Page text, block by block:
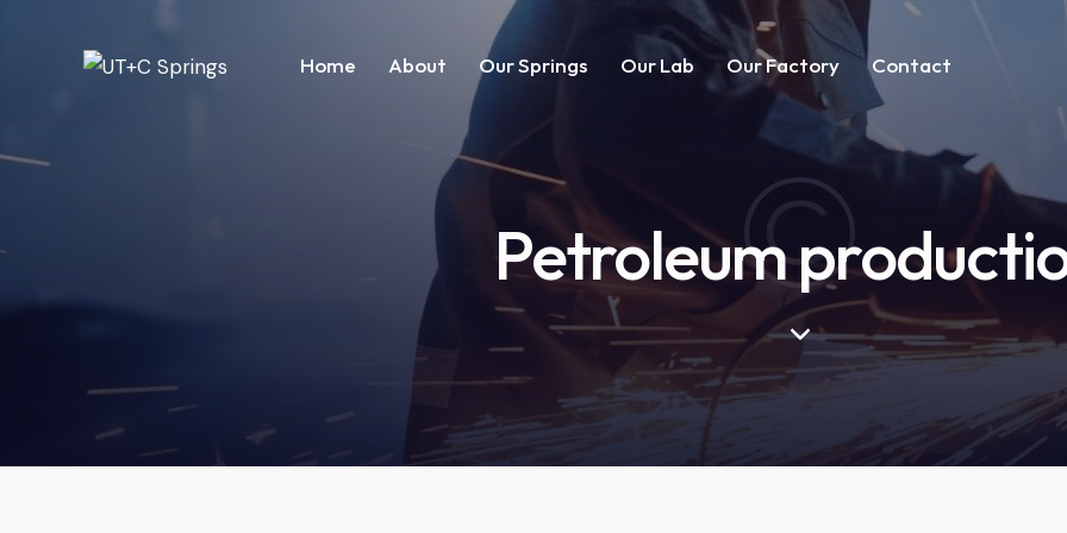
Home About Our Springs Our Lab Our Factory Contact
Petroleum